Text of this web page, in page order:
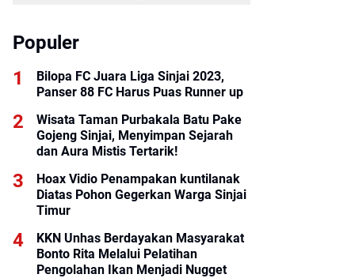
Populer
Bilopa FC Juara Liga Sinjai 2023,
Panser 88 FC Harus Puas Runner up
Wisata Taman Purbakala Batu Pake
Gojeng Sinjai, Menyimpan Sejarah
dan Aura Mistis Tertarik!
Hoax Vidio Penampakan kuntilanak
Diatas Pohon Gegerkan Warga Sinjai
Timur
KKN Unhas Berdayakan Masyarakat
Bonto Rita Melalui Pelatihan
Pengolahan Ikan Menjadi Nugget